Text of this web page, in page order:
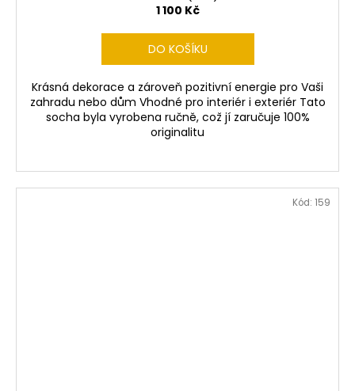
1 100 Kč
DO KOŠÍKU
Krásná dekorace a zároveň pozitivní energie pro Vaši
zahradu nebo dům Vhodné pro interiér i exteriér Tato
socha byla vyrobena ručně, což jí zaručuje 100%
originalitu
Kód: 159